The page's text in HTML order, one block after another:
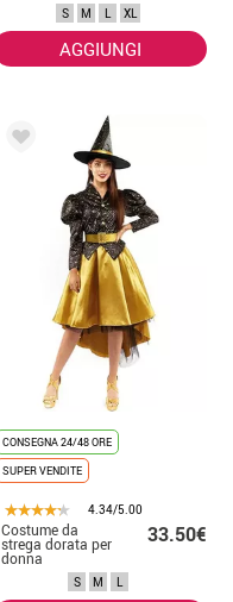
S M L XL
AGGIUNGI
CONSEGNA 24/48 ORE
SUPER VENDITE
4.34/5.00
Costume da
strega dorata per
donna
33.50€
S M L